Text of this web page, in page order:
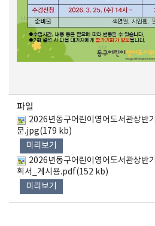
파일
2026년동구어린이영어도서관상반
문.jpg(179 kb)
미리보기
2026년동구어린이영어도서관상반
획서_게시용.pdf(152 kb)
미리보기